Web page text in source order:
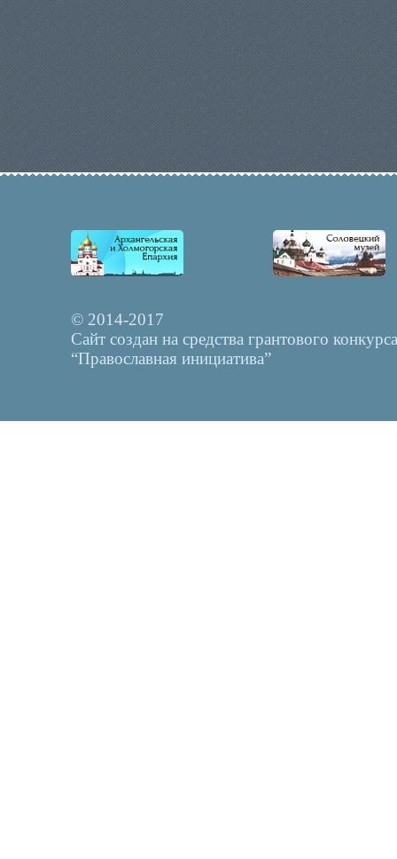
© 2014-2017
Сайт создан на средства грантового конкурса
“Православная инициатива”